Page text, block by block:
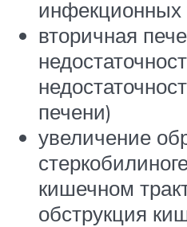
инфекционных
вторичная
печени)
увеличение
кишечном
обструкция